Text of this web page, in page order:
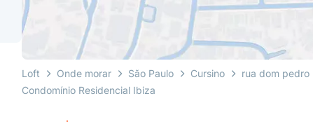
Loft Onde morar São Paulo Cursino
rua dom pedro
Condomínio Residencial Ibiza